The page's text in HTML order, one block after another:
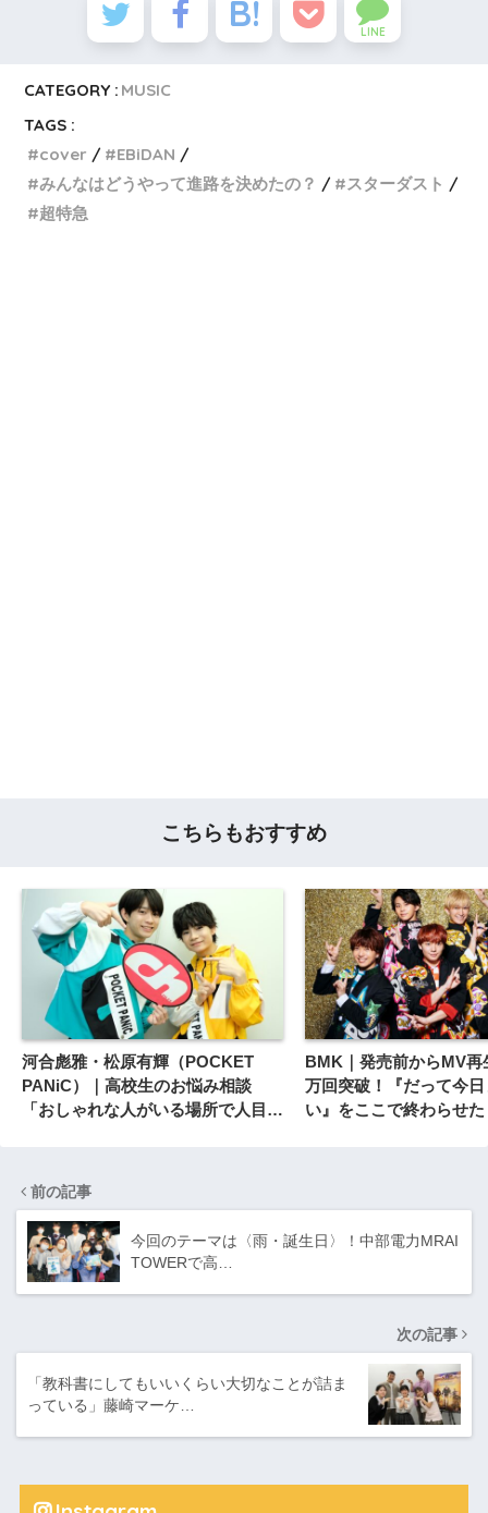
LINE
CATEGORY : MUSIC
TAGS :
cover
EBiDAN
みんなはどうやって進路を決めたの？
スターダスト
超特急
こちらもおすすめ
河合彪雅・松原有輝（POCKET
PANiC）｜高校生のお悩み相談
「おしゃれな人がいる場所で人目が
BMK｜発売前からMV再
万回突破！『だって今
い』をここで終わらせ
前の記事
今回のテーマは〈雨・誕生日〉！中部電力MRAI
TOWERで高…
次の記事
「教科書にしてもいいくらい大切なことが詰ま
っている」藤崎マーケ…